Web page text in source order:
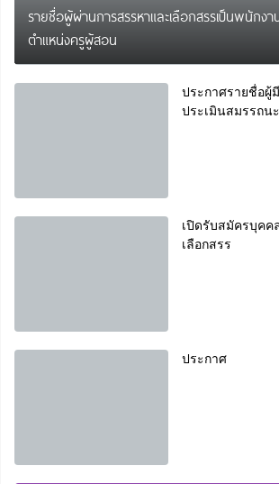
รายชื่อผู้ผ่านการสรรหาและเลือกสรรเป็นพนักงา
ตำแหน่งครูผู้สอน
ประกาศรายชื่อผู้
ประเมินสมรรถน
เปิดรับสมัครบุคค
เลือกสรร
ประกาศ